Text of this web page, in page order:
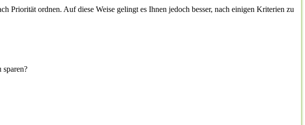
Priorität ordnen. Auf diese Weise gelingt es Ihnen jedoch besser, nach einigen Kriterien zu